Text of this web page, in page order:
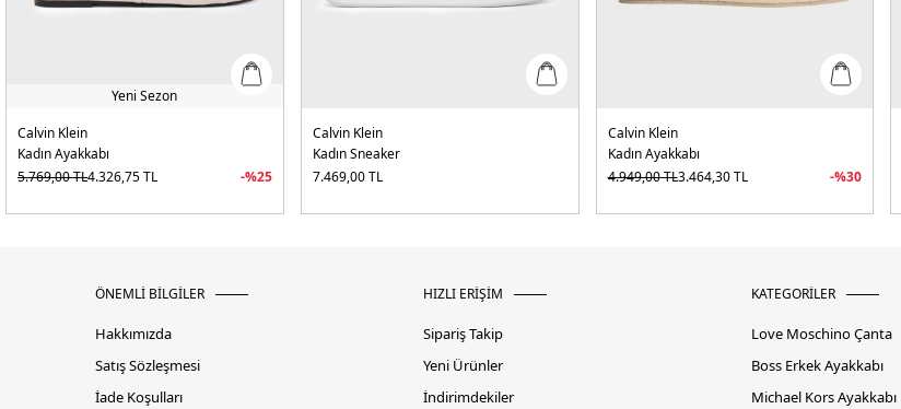
Yeni Sezon
Calvin Klein
Kadın Ayakkabı
5.769,00TL4.326,75TL -%25
Calvin Klein
Kadın Sneaker
7.469,00TL
Calvin Klein
Kadın Ayakkabı
4.949,00TL3.464,30TL -%30
ÖNEMLİ BİLGİLER
Hakkımızda
Satış Sözleşmesi
İade Koşulları
HIZLI ERİŞİM
Sipariş Takip
Yeni Ürünler
İndirimdekiler
KATEGORİLER
Love Moschino Çanta
Boss Erkek Ayakkabı
Michael Kors Ayakkabı